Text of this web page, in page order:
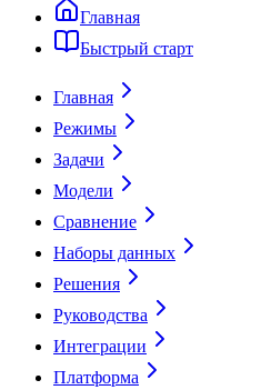
Главная
Быстрый старт
Главная
Режимы
Задачи
Модели
Сравнение
Наборы данных
Решения
Руководства
Интеграции
Платформа